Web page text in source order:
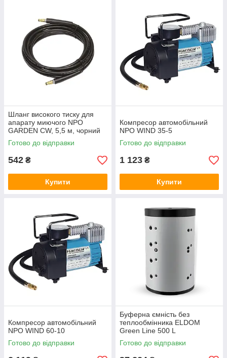
Шланг високого тиску для
апарату миючого NPO
GARDEN CW, 5,5 м, чорний
Готово до відправки
542 ₴
Купити
Компресор автомобільний
NPO WIND 35-5
Готово до відправки
1 123 ₴
Купити
Компресор автомобільний
NPO WIND 60-10
Готово до відправки
Буферна ємність без
теплообмінника ELDOM
Green Line 500 L
Готово до відправки